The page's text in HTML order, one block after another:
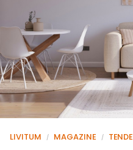
LIVITUM / MAGAZINE /